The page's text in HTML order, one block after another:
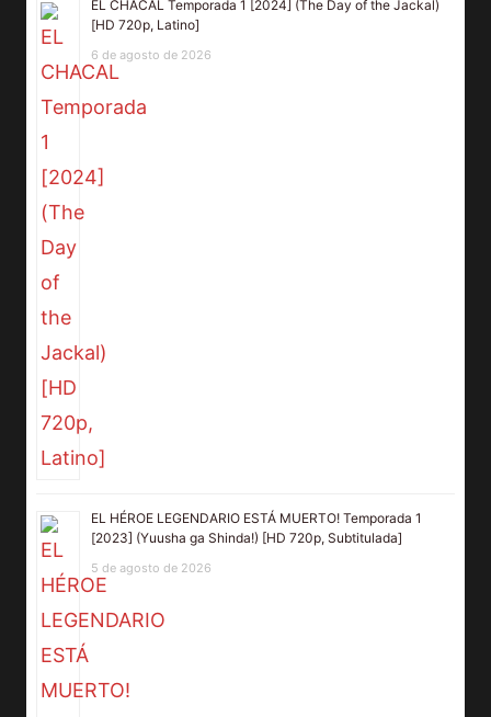
EL CHACAL Temporada 1 [2024] (The Day of the Jackal)
[HD 720p, Latino]
6 de agosto de 2026
EL HÉROE LEGENDARIO ESTÁ MUERTO! Temporada 1
[2023] (Yuusha ga Shinda!) [HD 720p, Subtitulada]
5 de agosto de 2026